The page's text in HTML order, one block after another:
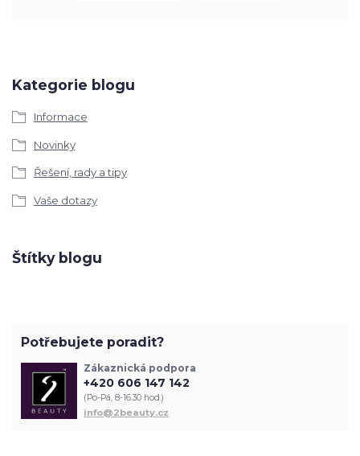
Kategorie blogu
Informace
Novinky
Řešení, rady a tipy
Vaše dotazy
Štítky blogu
Potřebujete poradit?
Zákaznická podpora
+420 606 147 142
(Po-Pá, 8-16.30 hod.)
info@2beauty.cz